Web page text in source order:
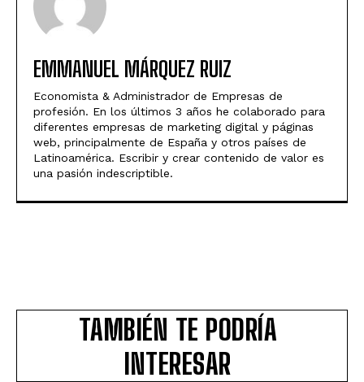
EMMANUEL MÁRQUEZ RUIZ
Economista & Administrador de Empresas de
profesión. En los últimos 3 años he colaborado para
diferentes empresas de marketing digital y páginas
web, principalmente de España y otros países de
Latinoamérica. Escribir y crear contenido de valor es
una pasión indescriptible.
TAMBIÉN TE PODRÍA
INTERESAR